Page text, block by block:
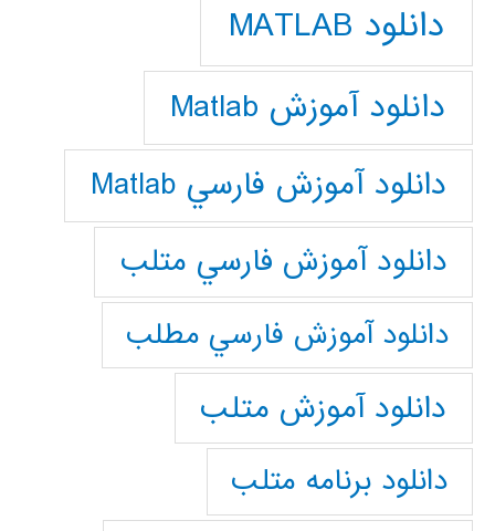
دانلود MATLAB
دانلود آموزش Matlab
دانلود آموزش فارسي Matlab
دانلود آموزش فارسي متلب
دانلود آموزش فارسي مطلب
دانلود آموزش متلب
دانلود برنامه متلب